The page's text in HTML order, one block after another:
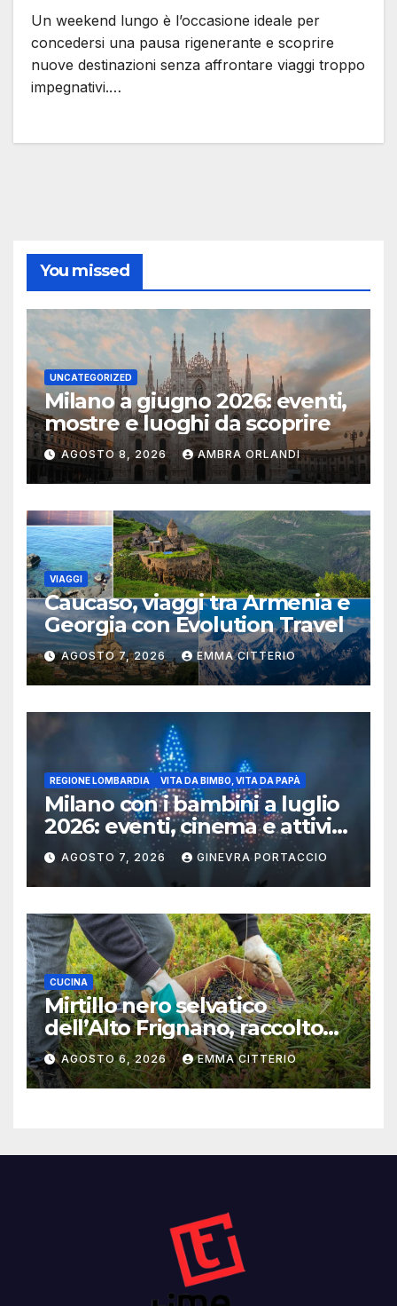
Un weekend lungo è l’occasione ideale per
concedersi una pausa rigenerante e scoprire
nuove destinazioni senza affrontare viaggi troppo
impegnativi.…
You missed
UNCATEGORIZED
Milano a giugno 2026: eventi,
mostre e luoghi da scoprire
AGOSTO 8, 2026 AMBRA ORLANDI
VIAGGI
Caucaso, viaggi tra Armenia e
Georgia con Evolution Travel
AGOSTO 7, 2026 EMMA CITTERIO
REGIONE LOMBARDIA VITA DA BIMBO, VITA DA PAPÀ
Milano con i bambini a luglio
2026: eventi, cinema e attività
per famiglie
AGOSTO 7, 2026 GINEVRA PORTACCIO
CUCINA
Mirtillo nero selvatico
dell’Alto Frignano, raccolto
buono e clima da monitorare
AGOSTO 6, 2026 EMMA CITTERIO